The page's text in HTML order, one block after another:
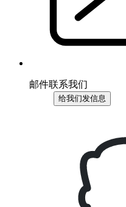
邮件联系我们
给我们发信息